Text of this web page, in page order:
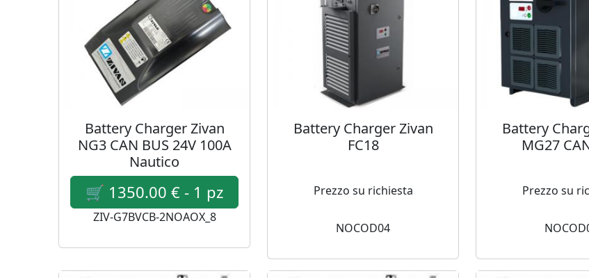
Battery Charger Zivan
NG3 CAN BUS 24V 100A
Nautico
ZIV-G7BVCB-2NOAOX_8
Battery Charger Zivan
FC18
Prezzo su richiesta
NOCOD04
Battery
MG27
Prezzo su